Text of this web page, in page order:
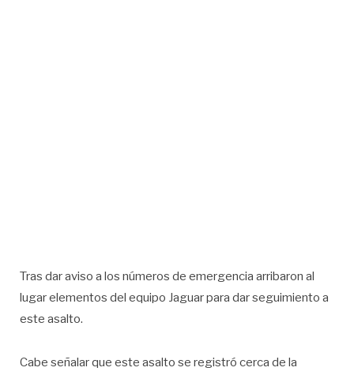
Tras dar aviso a los números de emergencia arribaron al
lugar elementos del equipo Jaguar para dar seguimiento a
este asalto.
Cabe señalar que este asalto se registró cerca de la